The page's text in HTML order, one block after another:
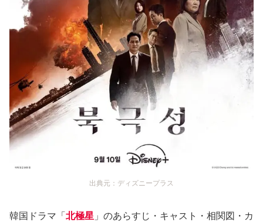
出典元：ディズニープラス
韓国ドラマ「 北極星 」のあらすじ・キャスト・相関図・カ